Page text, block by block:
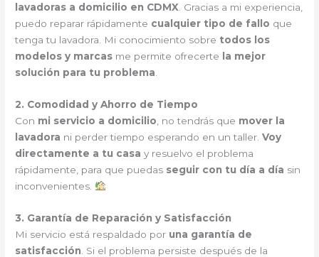
lavadoras a domicilio en CDMX . Gracias a mi experiencia,
puedo reparar rápidamente cualquier tipo de fallo que
tenga tu lavadora. Mi conocimiento sobre todos los
modelos y marcas me permite ofrecerte
la mejor
solución para tu problema
2. Comodidad y Ahorro de Tiempo
Con mi servicio a domicilio , no tendrás que mover la
lavadora ni perder tiempo esperando en un taller.Voy
directamente a tu casa y resuelvo el problema
rápidamente, para que puedas seguir con tu día a día sin
inconvenientes.
3. Garantía de Reparación y Satisfacción
Mi servicio está respaldado por una garantía de
satisfacción . Si el problema persiste después de la